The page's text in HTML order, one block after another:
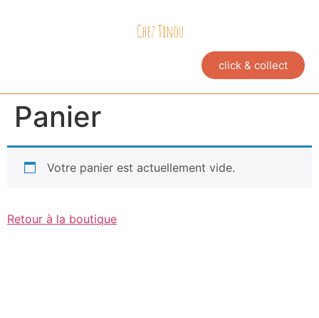
click & collect
Panier
Votre panier est actuellement vide.
Retour à la boutique